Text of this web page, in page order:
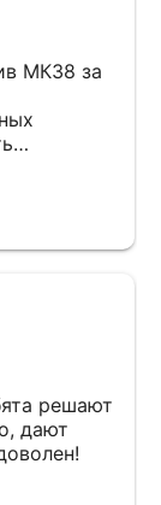
МК38 за
к
внимание
решают
дают